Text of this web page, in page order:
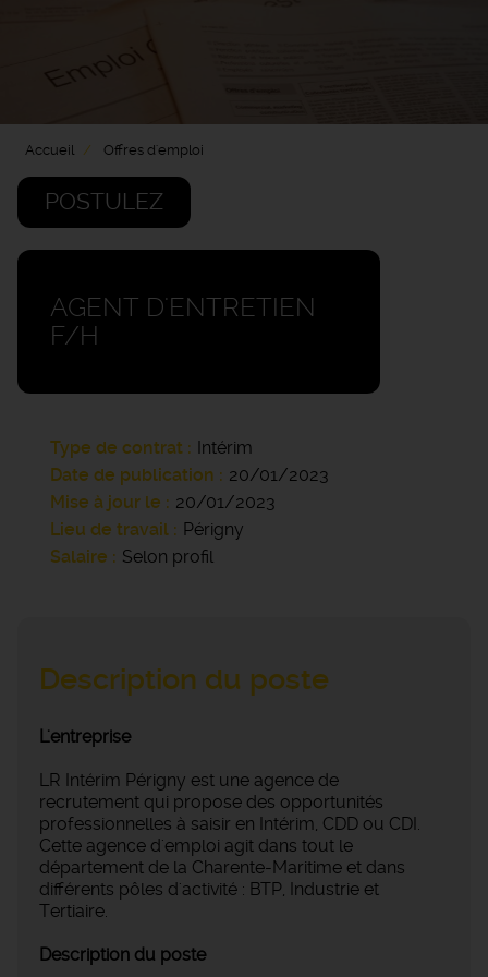
Accueil Offres d'emploi
POSTULEZ
AGENT D'ENTRETIEN
F/H
Type de contrat
Intérim
Date de publication
20/01/2023
Mise à jour le
20/01/2023
Lieu de travail
Périgny
Salaire
Selon profil
Description du poste
L'entreprise
LR Intérim Périgny est une agence de
recrutement qui propose des opportunités
professionnelles à saisir en Intérim, CDD ou CDI.
Cette agence d'emploi agit dans tout le
département de la Charente-Maritime et dans
différents pôles d'activité : BTP, Industrie et
Tertiaire.
Description du poste